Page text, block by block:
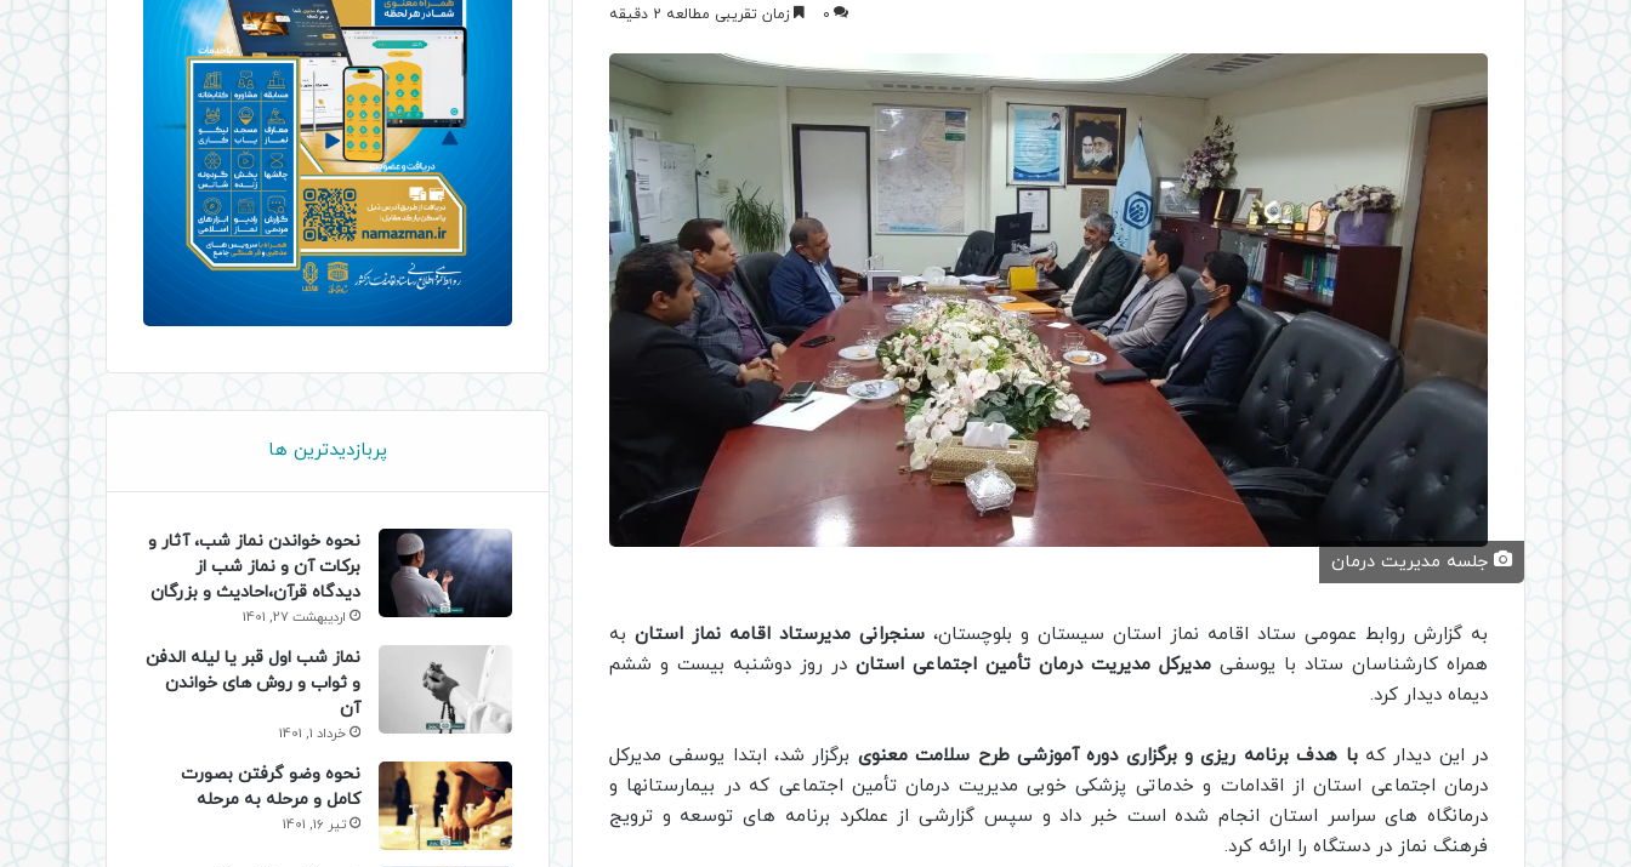
0 زمان تقریبی مطالعه 2 دقیقه
جلسه مدیریت درمان
به گزارش روابط عمومی ستاد اقامه نماز استان سیستان و بلوچستان، سنجرانی مدیرستاد اقامه نماز استان به
همراه کارشناسان ستاد با یوسفی مدیرکل مدیریت درمان تأمین اجتماعی استان در روز دوشنبه بیست و ششم
دیماه دیدار کرد.
در این دیدار کهبا هدف برنامه ریزی و برگزاری دوره آموزشی طرح سلامت معنوی برگزار شد، ابتدا یوسفی مدیرکل
درمان اجتماعی استان از اقدامات و خدماتی پزشکی خوبی مدیریت درمان تأمین اجتماعی که در بیمارستانها و
درمانگاه های سراسر استان انجام شده است خبر داد و سپس گزارشی از عملکرد برنامه های توسعه و ترویج
فرهنگ نماز در دستگاه را ارائه کرد.
پربازدیدترین ها
نحوه خواندن نماز شب، آثار و
برکات آن و نماز شب از
دیدگاه قرآن،احادیث و بزرگان
اردیبهشت 27, 1401
نماز شب اول قبر یا لیله الدفن
و ثواب و روش های خواندن
آن
خرداد 1, 1401
نحوه وضو گرفتن بصورت
کامل و مرحله به مرحله
تیر 16, 1401